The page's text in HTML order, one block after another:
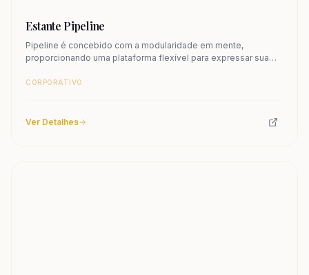
Estante Pipeline
Pipeline é concebido com a modularidade em mente,
proporcionando uma plataforma flexível para expressar sua
CORPORATIVO
Ver Detalhes